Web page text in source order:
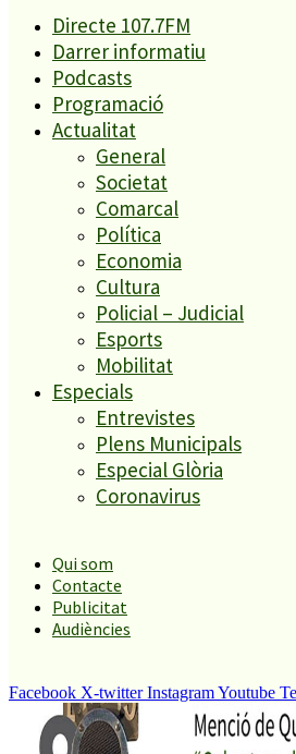
Directe 107.7FM
Darrer informatiu
Podcasts
Programació
Actualitat
General
Societat
Comarcal
Política
Economia
Cultura
Policial – Judicial
Esports
Mobilitat
Especials
Entrevistes
Plens Municipals
Especial Glòria
Coronavirus
Qui som
Contacte
Publicitat
Audiències
Facebook X-twitter InstagramYoutube
Es presenten 17 al·legacions
4
Malgrat de Mar inicia els tràmits
La Festa dels 80 de Palafolls
Àmbits geogràfics
Malgrat
Alt Maresme
Blanes
La Selva
Alt Maresme
Blanes
La Selva